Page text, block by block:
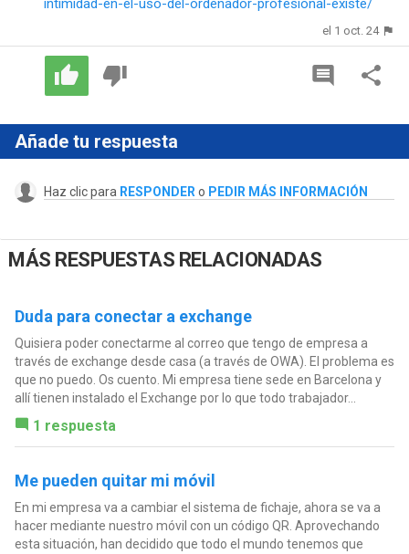
intimidad-en-el-uso-del-ordenador-profesional-existe/
el 1 oct. 24
Añade tu respuesta
Haz clic para RESPONDER o PEDIR MÁS INFORMACIÓN
MÁS RESPUESTAS RELACIONADAS
Duda para conectar a exchange
Quisiera poder conectarme al correo que tengo de empresa a
través de exchange desde casa (a través de OWA). El problema es
que no puedo. Os cuento. Mi empresa tiene sede en Barcelona y
allí tienen instalado el Exchange por lo que todo trabajador...
1 respuesta
Me pueden quitar mi móvil
En mi empresa va a cambiar el sistema de fichaje, ahora se va a
hacer mediante nuestro móvil con un código QR. Aprovechando
esta situación, han decidido que todo el mundo tenemos que